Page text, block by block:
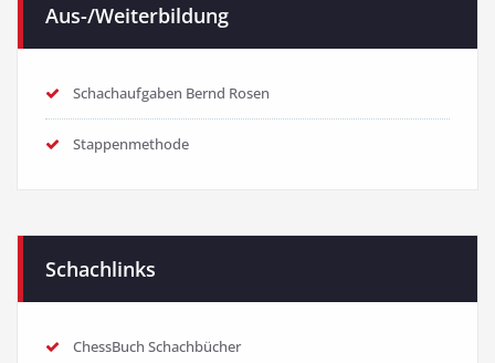
Aus-/Weiterbildung
Schachaufgaben Bernd Rosen
Stappenmethode
Schachlinks
ChessBuch Schachbücher